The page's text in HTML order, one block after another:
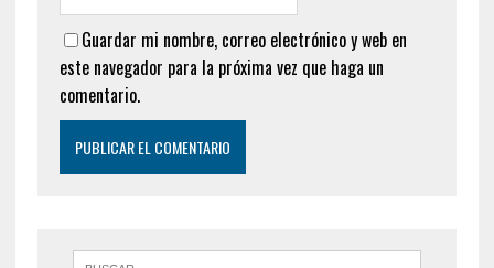
Guardar mi nombre, correo electrónico y web en
este navegador para la próxima vez que haga un
comentario.